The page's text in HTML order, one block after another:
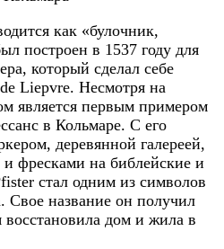
как «булочник,
построен в 1537 году для
который сделал себе
Liepvre. Несмотря на
является первым примером
в Кольмаре. С его
деревянной галереей,
фресками на библейские и
стал одним из символов
Свое название он получил
восстановила дом и жила в